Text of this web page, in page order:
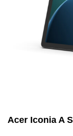
Acer Iconia A